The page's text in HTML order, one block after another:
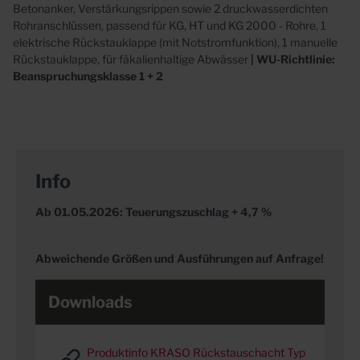
Betonanker, Verstärkungsrippen sowie 2 druckwasserdichten
Rohranschlüssen, passend für KG, HT und KG 2000 - Rohre, 1
elektrische Rückstauklappe (mit Notstromfunktion), 1 manuelle
Rückstauklappe, für fäkalienhaltige Abwässer
| WU-Richtlinie:
Beanspruchungsklasse 1 + 2
Info
Ab 01.05.2026: Teuerungszuschlag + 4,7 %
Abweichende Größen und Ausführungen auf Anfrage!
Downloads
Produktinfo KRASO Rückstauschacht Typ